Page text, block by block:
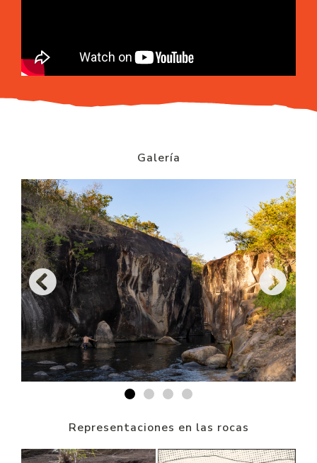
Galería
Representaciones en las rocas